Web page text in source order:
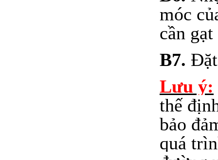
móc
cần
B7.
Lưu ý:
thế
bảo
quá